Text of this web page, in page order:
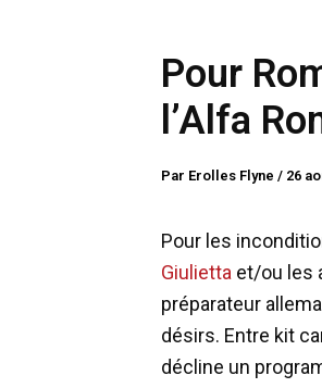
Pour
l’Alfa
Par Erolles Flyne / 26
Pour les
Giulietta et/ou les
préparateur
désirs. Entre kit
décline un